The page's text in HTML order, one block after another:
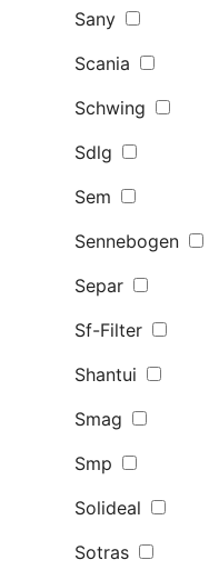
Sany
Scania
Schwing
Sdlg
Sem
Sennebogen
Separ
Sf-Filter
Shantui
Smag
Smp
Solideal
Sotras